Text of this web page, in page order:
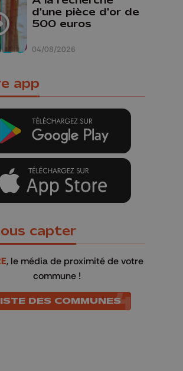
04/08/2026
d'une pièce d'or de
500 euros
app
capter
, le média de proximité de votre
commune !
DES COMMUNES